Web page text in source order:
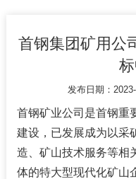
首钢集团矿用公
发布日期：
首钢矿业公司是首钢重
建设，已发展成为以采
造、矿山技术服务等相
体的特大型现代化矿山